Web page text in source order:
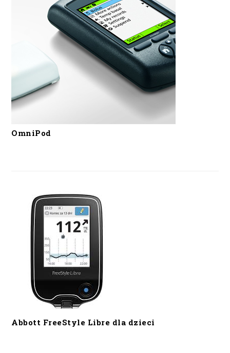
OmniPod
Abbott FreeStyle Libre dla dzieci